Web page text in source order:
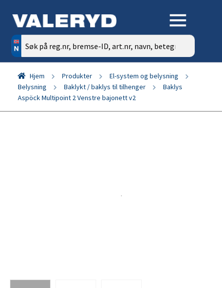
Søk
etter:
Hjem Produkter
El-system og belysning
Belysning
Baklykt / baklys til tilhenger
Baklys
Aspöck Multipoint 2 Venstre bajonett v2